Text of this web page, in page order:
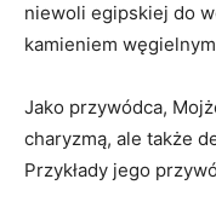
niewoli‌ egipskiej do
kamieniem
Jako przywódca,‍
charyzmą, ale także
Przykłady jego